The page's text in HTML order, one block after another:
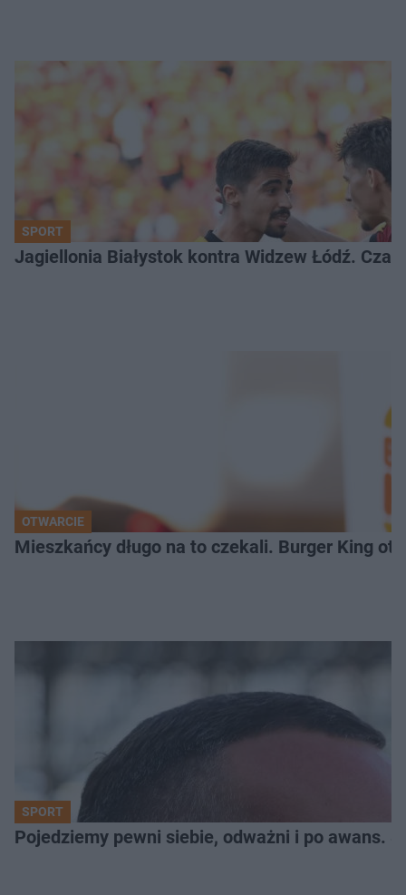
SPORT
Jagiellonia Białystok kontra Widzew Łódź.
OTWARCIE
Mieszkańcy długo na to czekali. Burger King
SPORT
Pojedziemy pewni siebie, odważni i po awans.